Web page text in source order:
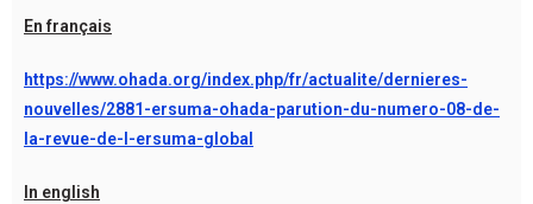
En français
https://www.ohada.org/index.php/fr/actualite/dernieres-
nouvelles/2881-ersuma-ohada-parution-du-numero-08-de-
la-revue-de-l-ersuma-global
In english